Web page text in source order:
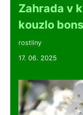
Zahrada v
kouzlo
rostliny
17. 06. 2025